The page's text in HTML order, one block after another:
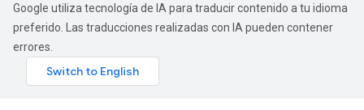
Google utiliza tecnología de IA para traducir contenido a tu idioma
preferido. Las traducciones realizadas con IA pueden contener
errores.